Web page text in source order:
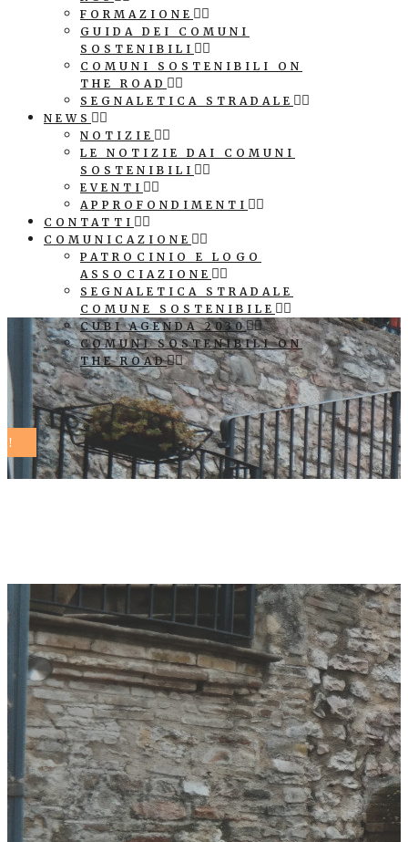
FORMAZIONE
GUIDA DEI COMUNI
SOSTENIBILI
COMUNI SOSTENIBILI ON
THE ROAD
SEGNALETICA STRADALE
NEWS
NOTIZIE
LE NOTIZIE DAI COMUNI
SOSTENIBILI
EVENTI
APPROFONDIMENTI
CONTATTI
COMUNICAZIONE
PATROCINIO E LOGO
ASSOCIAZIONE
SEGNALETICA STRADALE
COMUNE SOSTENIBILE
CUBI AGENDA 2030
COMUNI SOSTENIBILI ON
THE ROAD